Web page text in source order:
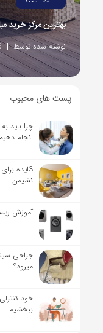
بهترین مرکز خرید
نوشته شده توسط 6
پست های محبوب
چرا باید
انجام
3ایده
نشیمن
آموزش
جراحی
میرود؟
خود
ببخشیم